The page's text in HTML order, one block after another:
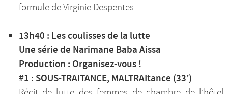
formule de Virginie Despentes.
13h40 : Les coulisses de la lutte
Une série de Narimane Baba Aissa
Production : Organisez-vous !
#1 : SOUS-TRAITANCE, MALTRAItance (33’)